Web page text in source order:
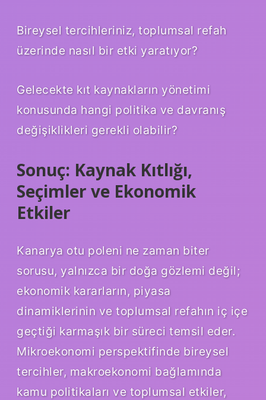
Bireysel tercihleriniz, toplumsal refah
üzerinde nasıl bir etki yaratıyor?
Gelecekte kıt kaynakların yönetimi
konusunda hangi politika ve davranış
değişiklikleri gerekli olabilir?
Sonuç: Kaynak Kıtlığı,
Seçimler ve Ekonomik
Etkiler
Kanarya otu poleni ne zaman biter
sorusu, yalnızca bir doğa gözlemi değil;
ekonomik kararların, piyasa
dinamiklerinin ve toplumsal refahın iç içe
geçtiği karmaşık bir süreci temsil eder.
Mikroekonomi perspektifinde bireysel
tercihler, makroekonomi bağlamında
kamu politikaları ve toplumsal etkiler,